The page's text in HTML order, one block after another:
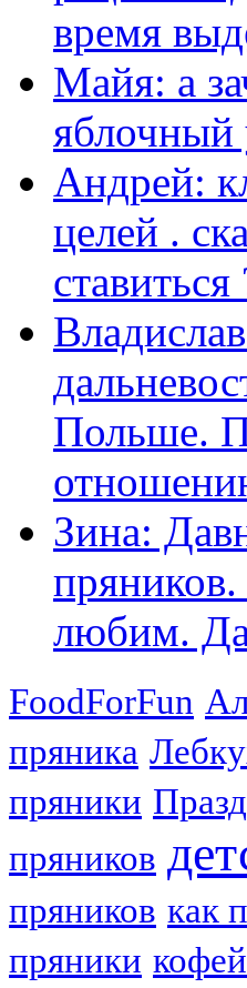
время
Майя: а
яблочный
Андрей:
целей .
ставиться
Польше.
Зина:
любим. Да
FoodForFun
пряника
пряники
пряников
пряников как
пряники